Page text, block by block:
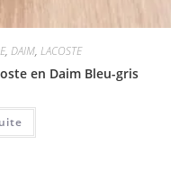
, DAIM, LACOSTE
en Daim Bleu-gris